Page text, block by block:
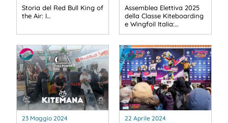
Storia del Red Bull King of
the Air: I…
Assemblea Elettiva 2025
della Classe Kiteboarding
e Wingfoil Italia:…
23 Maggio 2024 22 Aprile 2024